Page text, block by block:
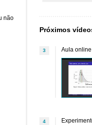
não
Próximos
3 Aula
4